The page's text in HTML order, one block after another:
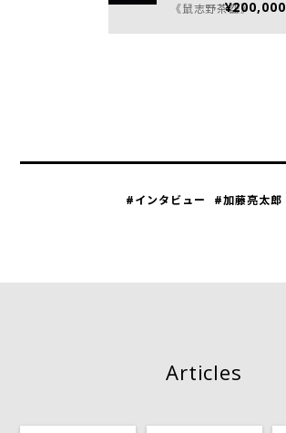
《鼠志野茶盌》¥200,000
#インタビュー #加藤亮太郎
Articles